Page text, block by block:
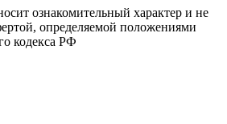
ознакомительный характер и не
определяемой положениями
кодекса РФ